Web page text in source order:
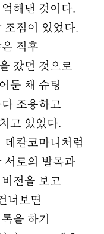
해낸 것이다.
짐이 있었다.
직후
갔던 것으로
둔 채 슈팅
조용하고
고 있었다.
칼코마니처럼
서로의 발목과
전을 보고
너보면
을 하기